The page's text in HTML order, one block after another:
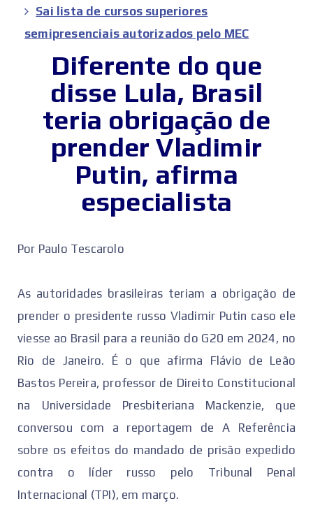
Sai lista de cursos superiores
semipresenciais autorizados pelo MEC
Diferente do que
disse Lula, Brasil
teria obrigação de
prender Vladimir
Putin, afirma
especialista
Por Paulo Tescarolo
As autoridades brasileiras teriam a obrigação de
prender o presidente russo Vladimir Putin caso ele
viesse ao Brasil para a reunião do G20 em 2024, no
Rio de Janeiro. É o que afirma Flávio de Leão
Bastos Pereira, professor de Direito Constitucional
na Universidade Presbiteriana Mackenzie, que
conversou com a reportagem de A Referência
sobre os efeitos do mandado de prisão expedido
contra o líder russo pelo Tribunal Penal
Internacional (TPI), em março.